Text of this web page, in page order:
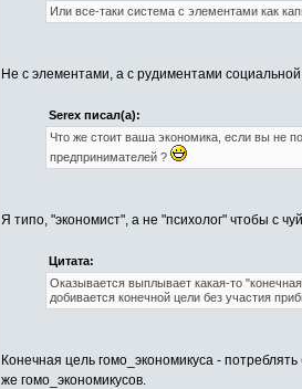
Или все-таки система с элементами как
Не с элементами, а с рудиментами
Serex писал(а):
Что же стоит ваша экономика, если вы не
предпринимателей ?
Я типо, "экономист", а не "психолог" чтобы с
Цитата:
Оказывается выплывает какая-то
добивается конечной цели без участия
Конечная цель гомо_экономикуса -
же гомо_экономикусов.